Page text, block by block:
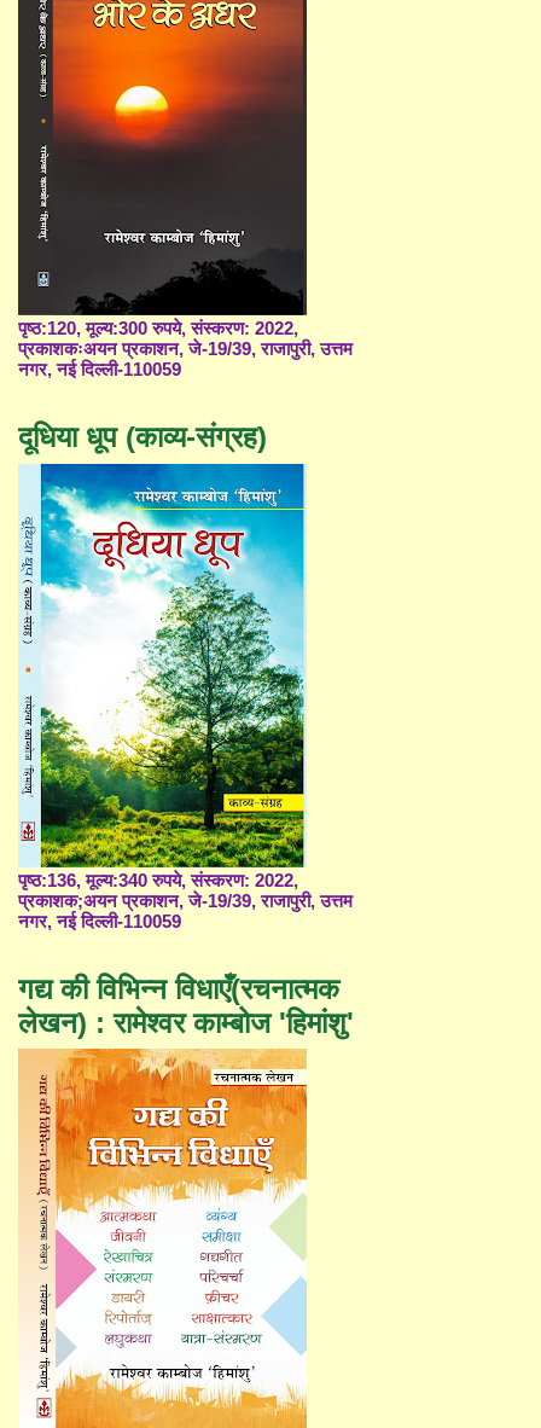
पृष्ठ:120, मूल्य:300 रुपये, संस्करण: 2022,
प्रकाशकःअयन प्रकाशन, जे-19/39, राजापुरी, उत्तम
नगर, नई दिल्ली-110059
दूधिया धूप (काव्य-संग्रह)
पृष्ठ:136, मूल्य:340 रुपये, संस्करण: 2022,
प्रकाशक;अयन प्रकाशन, जे-19/39, राजापुरी, उत्तम
नगर, नई दिल्ली-110059
गद्य की विभिन्न विधाएँ(रचनात्मक
लेखन) : रामेश्वर काम्बोज 'हिमांशु'